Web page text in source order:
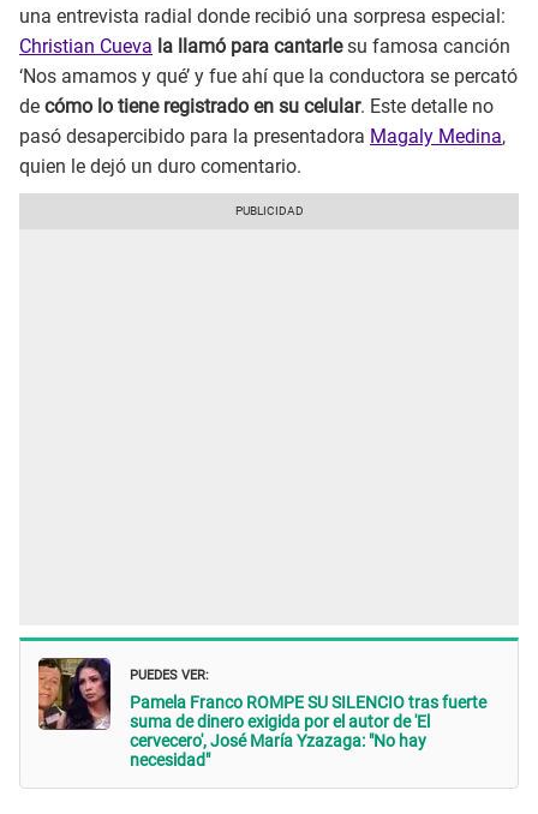
una entrevista radial donde recibió una sorpresa especial:
Christian Cueva la llamó para cantarlesu famosa canción
‘Nos amamos y qué’ y fue ahí que la conductora se percató
de cómo lo tiene registrado en su celular. Este detalle no
pasó desapercibido para la presentadora Magaly Medina,
quien le dejó un duro comentario.
PUEDES VER:
Pamela Franco ROMPE SU SILENCIO tras fuerte
suma de dinero exigida por el autor de 'El
cervecero', José María Yzazaga: "No hay
necesidad"